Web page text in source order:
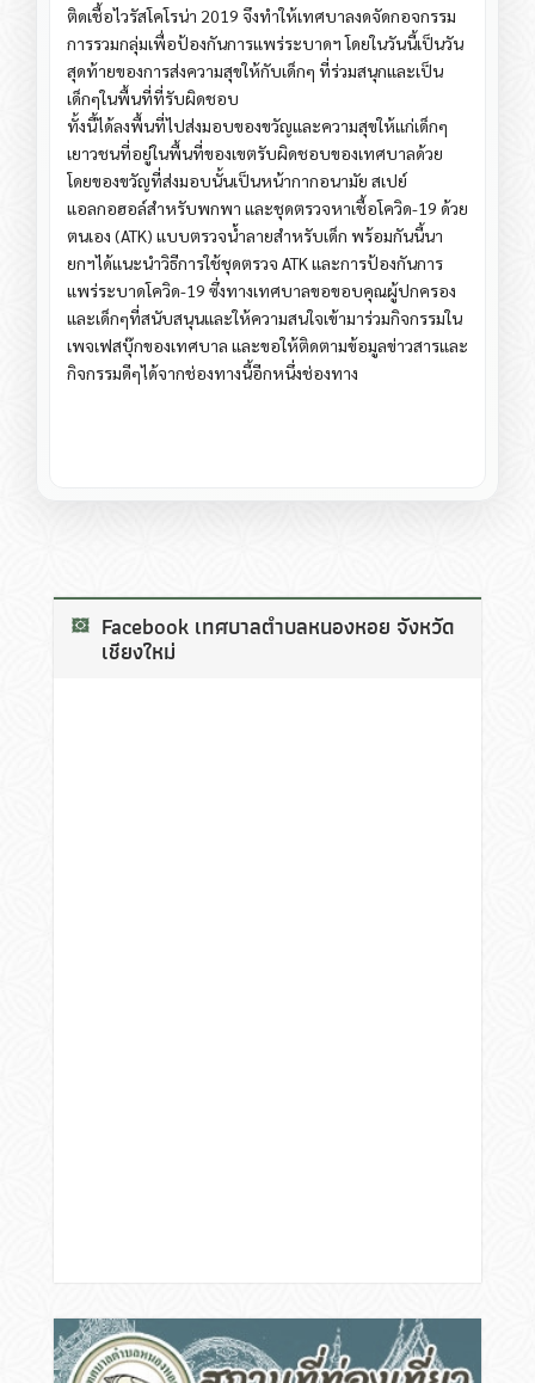
ติดเชื้อไวรัสโคโรน่า 2019 จึงทำให้เทศบาลงดจัดกอจกรรม
การรวมกลุ่มเพื่อป้องกันการแพร่ระบาดฯ โดยในวันนี้เป็นวัน
สุดท้ายของการส่งความสุขให้กับเด็กๆ ที่ร่วมสนุกและเป็น
เด็กๆในพื้นที่ที่รับผิดชอบ
ทั้งนี้ได้ลงพื้นที่ไปส่งมอบของขวัญและความสุขให้แก่เด็กๆ
เยาวชนที่อยู่ในพื้นที่ของเขตรับผิดชอบของเทศบาลด้วย
โดยของขวัญที่ส่งมอบนั้นเป็นหน้ากากอนามัย สเปย์
แอลกอฮอล์สำหรับพกพา และชุดตรวจหาเชื้อโควิด-19 ด้วย
ตนเอง (ATK) แบบตรวจน้ำลายสำหรับเด็ก พร้อมกันนี้นา
ยกฯได้แนะนำวิธีการใช้ชุดตรวจ ATK และการป้องกันการ
แพร่ระบาดโควิด-19 ซึ่งทางเทศบาลขอขอบคุณผู้ปกครอง
และเด็กๆที่สนับสนุนและให้ความสนใจเข้ามาร่วมกิจกรรมใน
เพจเฟสบุ๊กของเทศบาล และขอให้ติดตามข้อมูลข่าวสารและ
กิจกรรมดีๆได้จากช่องทางนี้อีกหนึ่งช่องทาง
Facebook เทศบาลตำบลหนองหอย จังหวัด
เชียงใหม่